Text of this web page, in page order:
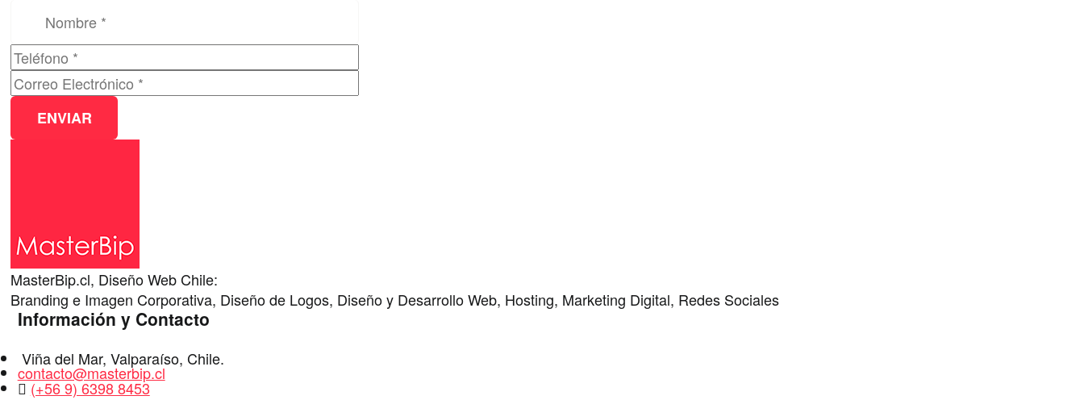
Por favor, deja este campo vacío.
Por favor, deja este campo vacío.
MasterBip.cl, Diseño Web Chile:
Branding e Imagen Corporativa, Diseño de Logos, Diseño y Desarrollo Web, Hosting, Marketing Digital, Redes Sociales
Información y Contacto
Dirección
Viña del Mar, Valparaíso, Chile.
E-
Mail
contacto@masterbip.cl
WhatsApp
(+56 9) 6398 8453